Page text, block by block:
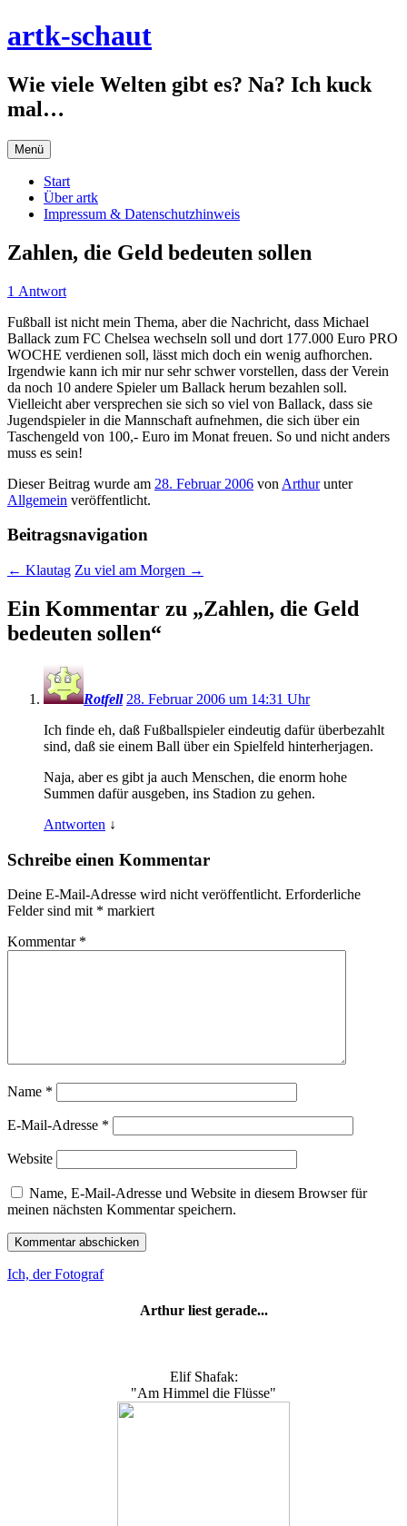
Inhalt
artk-schaut
Wie viele Welten gibt es? Na? Ich kuck
mal…
Menü
Start
Über artk
Impressum & Datenschutzhinweis
Zahlen, die Geld bedeuten sollen
1 Antwort
Fußball ist nicht mein Thema, aber die Nachricht, dass Michael
Ballack zum FC Chelsea wechseln soll und dort 177.000 Euro PRO
WOCHE verdienen soll, lässt mich doch ein wenig aufhorchen.
Irgendwie kann ich mir nur sehr schwer vorstellen, dass der Verein
da noch 10 andere Spieler um Ballack herum bezahlen soll.
Vielleicht aber versprechen sie sich so viel von Ballack, dass sie
Jugendspieler in die Mannschaft aufnehmen, die sich über ein
Taschengeld von 100,- Euro im Monat freuen. So und nicht anders
muss es sein!
Dieser Beitrag wurde am 28. Februar 2006 von Arthurunter
Allgemein veröffentlicht.
Beitragsnavigation
← Klautag Zu viel am Morgen →
Ein Kommentar zu „Zahlen, die Geld
bedeuten sollen“
Rotfell 28. Februar 2006 um 14:31 Uhr
Ich finde eh, daß Fußballspieler eindeutig dafür überbezahlt
sind, daß sie einem Ball über ein Spielfeld hinterherjagen.
Naja, aber es gibt ja auch Menschen, die enorm hohe
Summen dafür ausgeben, ins Stadion zu gehen.
Antworten ↓
Schreibe einen Kommentar
Deine E-Mail-Adresse wird nicht veröffentlicht. Erforderliche
Felder sind mit * markiert
Kommentar *
Name *
E-Mail-Adresse *
Website
Name, E-Mail-Adresse und Website in diesem Browser für
meinen nächsten Kommentar speichern.
Ich, der Fotograf
Arthur liest gerade...
Elif Shafak:
"Am Himmel die Flüsse"